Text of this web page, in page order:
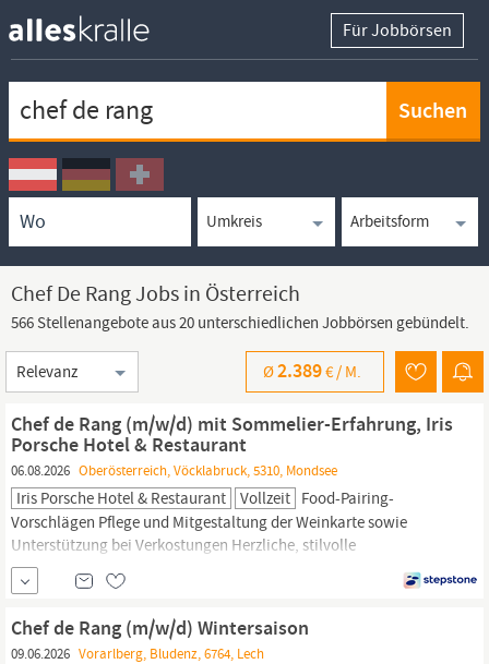
Für Jobbörsen
Ortssuche
Umkreissuche
Arbeitsform
Chef De Rang Jobs in Österreich
566 Stellenangebote aus 20 unterschiedlichen Jobbörsen gebündelt.
Sortierung
Ø2.389€ / M.
Chef de Rang (m/w/d) mit Sommelier-Erfahrung, Iris
Porsche Hotel & Restaurant
06.08.2026 Oberösterreich, Vöcklabruck, 5310, Mondsee
Iris Porsche Hotel & Restaurant Vollzeit Food-Pairing-
Vorschlägen Pflege und Mitgestaltung der Weinkarte sowie
Unterstützung bei Verkostungen Herzliche, stilvolle
Gastbetreuung auf höchstem Niveau Einarbeitung und Anleitung
von Servicekräften und Auszubildenden Abgeschlossene
Ausbildung in der Gastronomie/Hotellerie Erfahrung als
Rang oder Sommelier...
Chef de Rang (m/w/d) Wintersaison
09.06.2026 Vorarlberg, Bludenz, 6764, Lech